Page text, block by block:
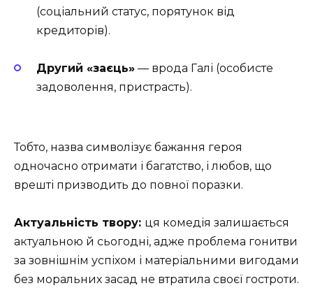
(соціальний статус, порятунок від
кредиторів).
Другий «заєць» — врода Галі (особисте
задоволення, пристрасть).
Тобто, назва символізує бажання героя
одночасно отримати і багатство, і любов, що
врешті призводить до повної поразки.
Актуальність твору: ця комедія залишається
актуальною й сьогодні, адже проблема гонитви
за зовнішнім успіхом і матеріальними вигодами
без моральних засад не втратила своєї гостроти.